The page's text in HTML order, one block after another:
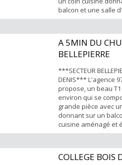
balcon et une salle
Forte rentabilité
Proche du CHU et
tous renseignements
Pascal Yene TECK
A 5MIN DU CHU
BELLEPIERRE
***SECTEUR
DENIS*** L'agence
propose, un beau T1
environ qui se
grande pièce avec
donnant sur un
cuisine aménagé et
fenêtre et une salle
parking -Résidence
Rentabilité brute :
COLLEGE BOIS